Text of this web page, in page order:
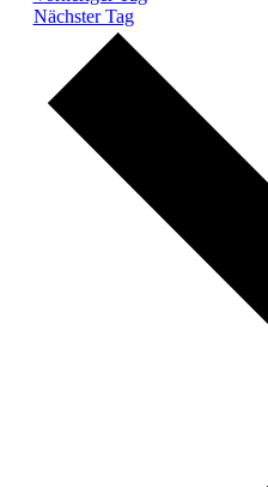
Nächster Tag